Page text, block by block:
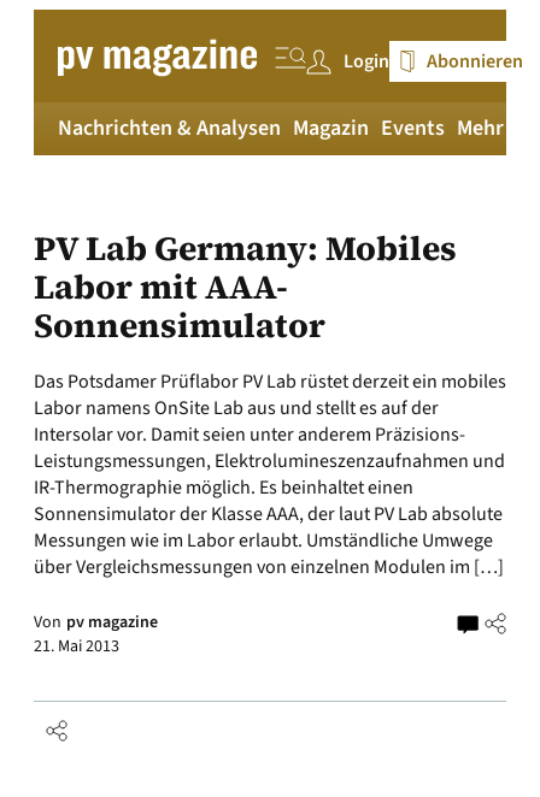
springen
Login Abonnieren
Nachrichten & Analysen Magazin Events Mehr
PV Lab Germany: Mobiles
Labor mit AAA-
Sonnensimulator
Das Potsdamer Prüflabor PV Lab rüstet derzeit ein mobiles
Labor namens OnSite Lab aus und stellt es auf der
Intersolar vor. Damit seien unter anderem Präzisions-
Leistungsmessungen, Elektrolumineszenzaufnahmen und
IR-Thermographie möglich. Es beinhaltet einen
Sonnensimulator der Klasse AAA, der laut PV Lab absolute
Messungen wie im Labor erlaubt. Umständliche Umwege
über Vergleichsmessungen von einzelnen Modulen im […]
Von pv magazine
21. Mai 2013